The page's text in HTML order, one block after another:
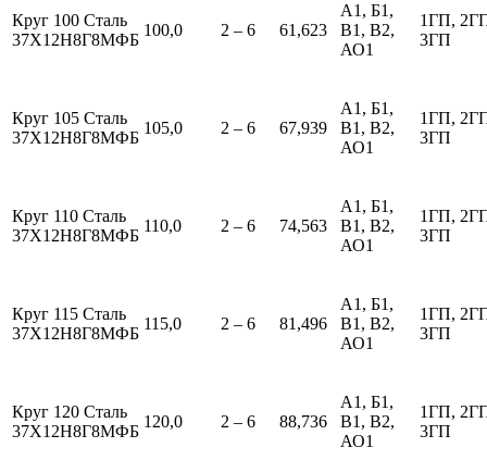
Круг 100 Сталь
37Х12Н8Г8МФБ
100,0 2 – 6 61,623
А1, Б1,
В1, В2,
АО1
1ГП,
3ГП
Круг 105 Сталь
37Х12Н8Г8МФБ
105,0 2 – 6 67,939
А1, Б1,
В1, В2,
АО1
1ГП,
3ГП
Круг 110 Сталь
37Х12Н8Г8МФБ
110,0 2 – 6 74,563
А1, Б1,
В1, В2,
АО1
1ГП,
3ГП
Круг 115 Сталь
37Х12Н8Г8МФБ
115,0 2 – 6 81,496
А1, Б1,
В1, В2,
АО1
1ГП,
3ГП
Круг 120 Сталь
37Х12Н8Г8МФБ
120,0 2 – 6 88,736
А1, Б1,
В1, В2,
АО1
1ГП,
3ГП